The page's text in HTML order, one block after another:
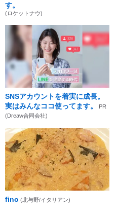
す。
(ロケットナウ)
SNSアカウントを着実に成長。
実はみんなココ使ってます。
PR
(Dreaw合同会社)
fino (北与野/イタリアン)